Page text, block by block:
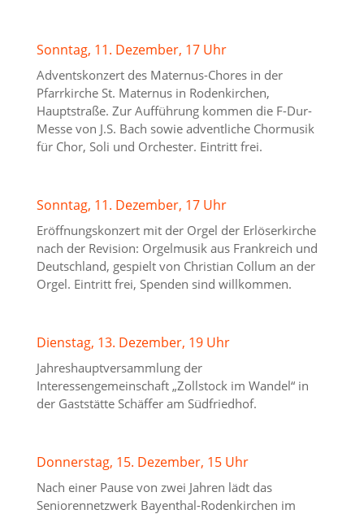
Sonntag, 11. Dezember, 17 Uhr
Adventskonzert des Maternus-Chores in der
Pfarrkirche St. Maternus in Rodenkirchen,
Hauptstraße. Zur Aufführung kommen die F-Dur-
Messe von J.S. Bach sowie adventliche Chormusik
für Chor, Soli und Orchester. Eintritt frei.
Sonntag, 11. Dezember, 17 Uhr
Eröffnungskonzert mit der Orgel der Erlöserkirche
nach der Revision: Orgelmusik aus Frankreich und
Deutschland, gespielt von Christian Collum an der
Orgel. Eintritt frei, Spenden sind willkommen.
Dienstag, 13. Dezember, 19 Uhr
Jahreshauptversammlung der
Interessengemeinschaft „Zollstock im Wandel“ in
der Gaststätte Schäffer am Südfriedhof.
Donnerstag, 15. Dezember, 15 Uhr
Nach einer Pause von zwei Jahren lädt das
Seniorennetzwerk Bayenthal-Rodenkirchen im